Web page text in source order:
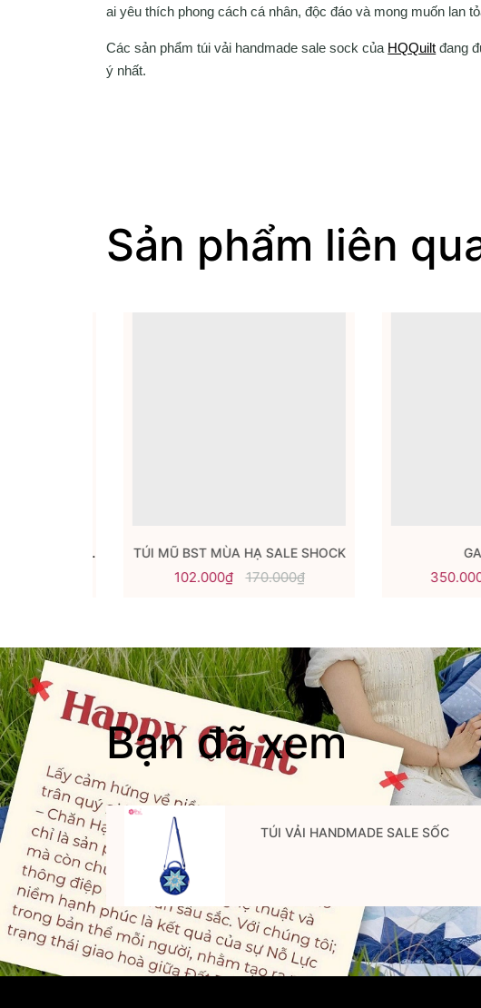
ai yêu thích phong cách cá nhân, độc đáo và mong muốn lan
Các sản phẩm túi vải handmade sale sock của HQQuilt đang
ý nhất.
Sản phẩm liên
TÚI MŨ BST MÙA HẠ SALE SHOCK
102.000₫ 170.000₫
GA
350.000₫
Bạn đã xem
TÚI VẢI HANDMADE SALE SỐC